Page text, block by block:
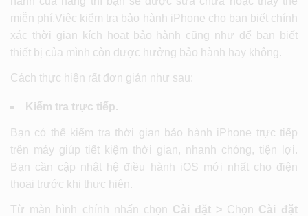
miễn phí.Việc kiểm tra bảo hành iPhone cho bạn biết chính
xác thời gian kích hoạt bảo hành cũng như để bạn biết
thiết bị của mình còn được hưởng bảo hành hay không.
Cách thực hiện rất đơn giản như sau:
Kiểm tra trực tiếp.
Bạn có thể kiểm tra thời gian bảo hành iPhone trực tiếp
trên máy giúp tiết kiệm thời gian, nhanh chóng, tiện lợi.
Bạn cần cập nhật hệ điều hành iOS mới nhất cho điện
thoại trước khi thực hiện.
Từ màn hình chính nhấn chọn Cài đặt > Chọn Cài đặt